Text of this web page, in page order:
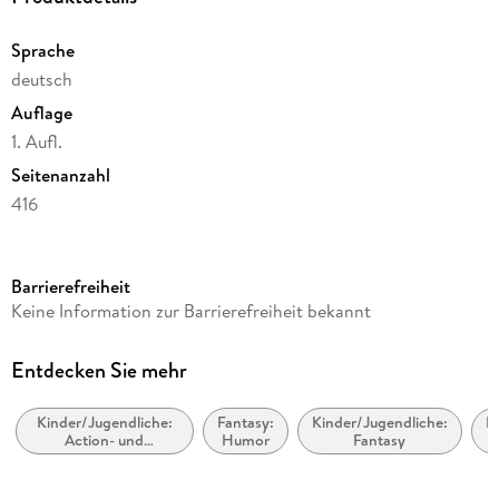
"Tristan gegen die Götter" von Kwame Mbalia
Band 1: Mythenweber
Sprache
deutsch
Auflage
1. Aufl.
Seitenanzahl
416
Reihe
Autor/Autorin
Herausgegeben von
Rick Riordan
Barrierefreiheit
Keine Information zur Barrierefreiheit bekannt
Entdecken Sie mehr
Kinder/Jugendliche:
Action- und
Abenteuergeschichten
Fantasy:
Humor
Kinder/Jugendliche:
Fantasy